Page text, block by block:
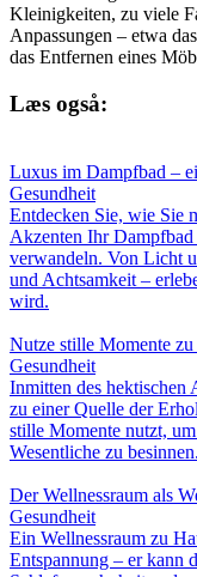
Kleinigkeiten, zu viele
Anpassungen – etwa
das Entfernen eines
Læs også:
Luxus im Dampfbad –
Gesundheit
Entdecken Sie, wie Sie
Akzenten Ihr Dampfbad
verwandeln. Von Licht
und Achtsamkeit –
wird.
Nutze stille Momente
Gesundheit
Inmitten des hektischen
zu einer Quelle der
stille Momente nutzt,
Wesentliche zu besinnen.
Der Wellnessraum als
Gesundheit
Ein Wellnessraum zu
Entspannung – er kann